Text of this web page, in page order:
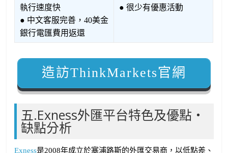
執行速度快
● 中文客服完善，40美金
銀行電匯費用返還
● 很少有優惠活動
造訪ThinkMarkets官網
五.Exness外匯平台特色及優點・
缺點分析
Exness是2008年成立於塞浦路斯的外匯交易商，以低點差、